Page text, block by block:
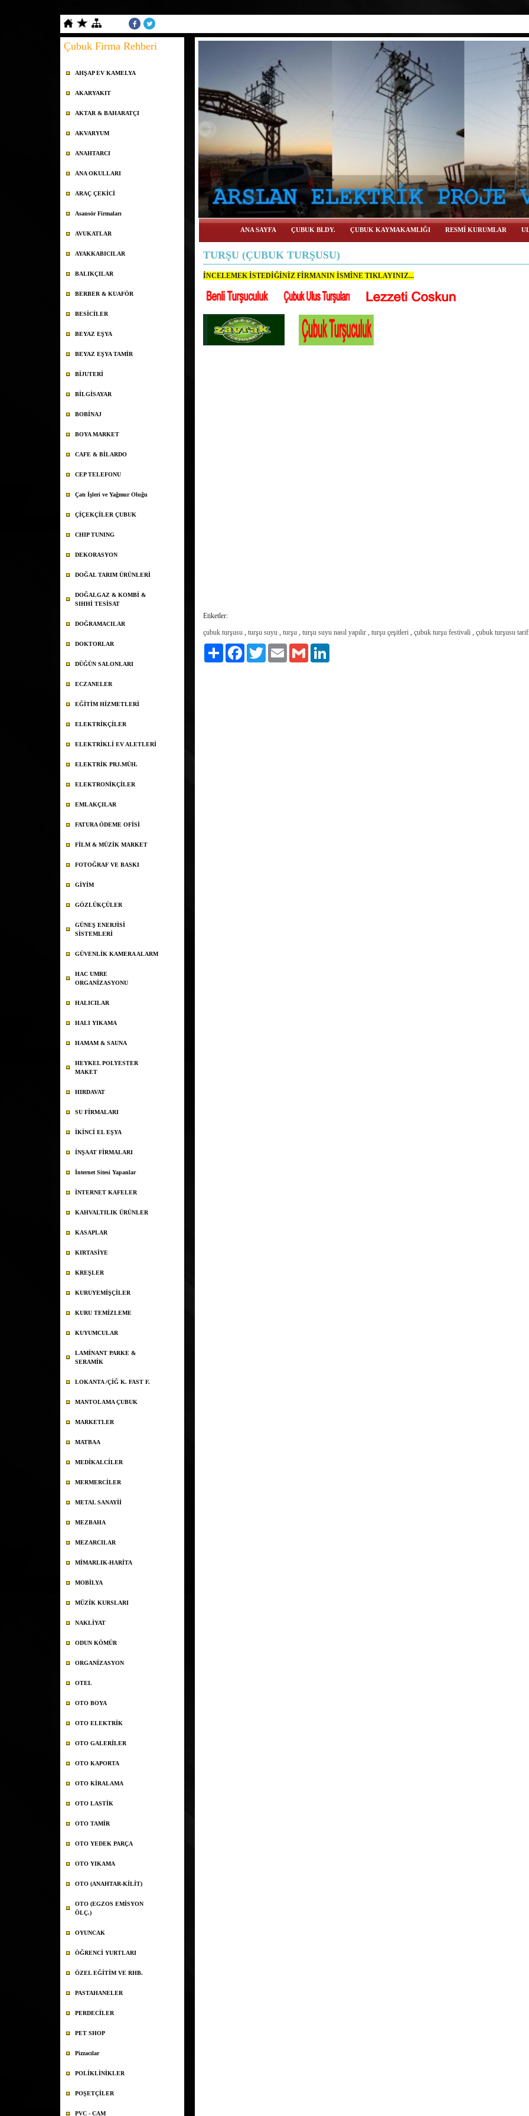
Çubuk Firma Rehberi
AHŞAP EV KAMELYA
AKARYAKIT
AKTAR & BAHARATÇI
AKVARYUM
ANAHTARCI
ANA OKULLARI
ARAÇ ÇEKİCİ
Asansör Firmaları
AVUKATLAR
AYAKKABICILAR
BALIKÇILAR
BERBER & KUAFÖR
BESİCİLER
BEYAZ EŞYA
BEYAZ EŞYA TAMİR
BİJUTERİ
BİLGİSAYAR
BOBİNAJ
BOYA MARKET
CAFE & BİLARDO
CEP TELEFONU
Çatı İşleri ve Yağmur Oluğu
ÇİÇEKÇİLER ÇUBUK
CHIP TUNING
DEKORASYON
DOĞAL TARIM ÜRÜNLERİ
DOĞALGAZ & KOMBİ &
SIHHİ TESİSAT
DOĞRAMACILAR
DOKTORLAR
DÜĞÜN SALONLARI
ECZANELER
EĞİTİM HİZMETLERİ
ELEKTRİKÇİLER
ELEKTRİKLİ EV ALETLERİ
ELEKTRİK PRJ.MÜH.
ELEKTRONİKÇİLER
EMLAKÇILAR
FATURA ÖDEME OFİSİ
FİLM & MÜZİK MARKET
FOTOĞRAF VE BASKI
GİYİM
GÖZLÜKÇÜLER
GÜNEŞ ENERJİSİ
SİSTEMLERİ
GÜVENLİK KAMERA ALARM
HAC UMRE
ORGANİZASYONU
HALICILAR
HALI YIKAMA
HAMAM & SAUNA
HEYKEL POLYESTER
MAKET
HIRDAVAT
SU FİRMALARI
İKİNCİ EL EŞYA
İNŞAAT FİRMALARI
İnternet Sitesi Yapanlar
İNTERNET KAFELER
KAHVALTILIK ÜRÜNLER
KASAPLAR
KIRTASİYE
KREŞLER
KURUYEMİŞÇİLER
KURU TEMİZLEME
KUYUMCULAR
LAMİNANT PARKE &
SERAMİK
LOKANTA /ÇİĞ K. FAST F.
MANTOLAMA ÇUBUK
MARKETLER
MATBAA
MEDİKALCİLER
MERMERCİLER
METAL SANAYİİ
MEZBAHA
MEZARCILAR
MİMARLIK-HARİTA
MOBİLYA
MÜZİK KURSLARI
NAKLİYAT
ODUN KÖMÜR
ORGANİZASYON
OTEL
OTO BOYA
OTO ELEKTRİK
OTO GALERİLER
OTO KAPORTA
OTO KİRALAMA
OTO LASTİK
OTO TAMİR
OTO YEDEK PARÇA
OTO YIKAMA
OTO (ANAHTAR-KİLİT)
OTO (EGZOS EMİSYON
ÖLÇ.)
OYUNCAK
ÖĞRENCİ YURTLARI
ÖZEL EĞİTİM VE RHB.
PASTAHANELER
PERDECİLER
PET SHOP
Pizzacılar
POLİKLİNİKLER
POŞETÇİLER
PVC - CAM
ANA SAYFA ÇUBUK BLDY. ÇUBUK KAYMAKAMLIĞI RESMİ KURUMLAR
TURŞU (ÇUBUK TURŞUSU)
İNCELEMEK İSTEDİĞİNİZ FİRMANIN İSMİNE TIKLAYINIZ...
Etiketler:
çubuk turşusu , turşu suyu , turşu , turşu suyu nasıl yapılır , turşu çeşitleri , çubuk turşu festivali , çubuk turşusu
Paylaş
FacebookTwitter Email Gmail